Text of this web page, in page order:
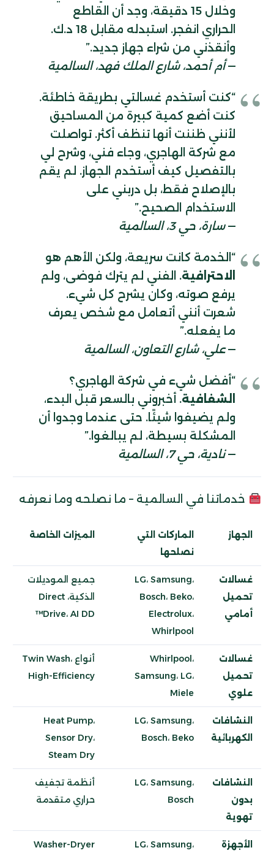
وخلال 15 دقيقة، وجد أن القاطع
الحراري انفجر. استبدله مقابل 18 د.ك.
وأنقذني من شراء جهاز جديد.”
—أم أحمد، شارع الملك فهد، السالمية
“كنت أستخدم غسالتي بطريقة خاطئة.
كنت أضع كمية كبيرة من المساحيق
لأنني ظننت أنها تنظف أكثر. تواصلت
مع شركة الهاجري، وجاء فني، وشرح لي
بالتفصيل كيف أستخدم الجهاز. لم يقم
بالإصلاح فقط، بل دربني على
الاستخدام الصحيح.”
—سارة، حي 3، السالمية
“الخدمة كانت سريعة، ولكن الأهم هو
الاحترافية. الفني لم يترك فوضى، ولم
يرفع صوته، وكان يشرح كل شيء.
شعرت أنني أتعامل مع شخص يعرف
ما يفعله.”
—علي، شارع التعاون، السالمية
“أفضل شيء في شركة الهاجري؟
الشفافية. أخبروني بالسعر قبل البدء،
ولم يضيفوا شيئًا. حتى عندما وجدوا أن
المشكلة بسيطة، لم يبالغوا.”
—نادية، حي 7، السالمية
خدماتنا في السالمية – ما نصلحه وما نعرفه
الجهاز
الماركات التي
نصلحها
الميزات الخاصة
غسالات
تحميل
أمامي
LG، Samsung،
Bosch، Beko،
Electrolux،
Whirlpool
جميع الموديلات
الذكية، Direct
Drive، AI DD™
غسالات
تحميل
علوي
Whirlpool،
Samsung، LG،
Miele
أنواع Twin Wash،
High-Efficiency
النشافات
الكهربائية
LG، Samsung،
Bosch، Beko
Heat Pump،
Sensor Dry،
Steam Dry
النشافات
بدون
تهوية
LG، Samsung،
Bosch
أنظمة تجفيف
حراري متقدمة
الأجهزة LG، Samsung، Washer-Dryer